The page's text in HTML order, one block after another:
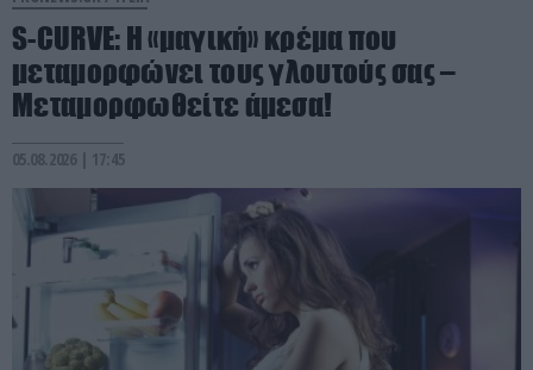
S-CURVE: Η «μαγική» κρέμα που
μεταμορφώνει τους γλουτούς σας –
Μεταμορφωθείτε άμεσα!
05.08.2026 | 17:45